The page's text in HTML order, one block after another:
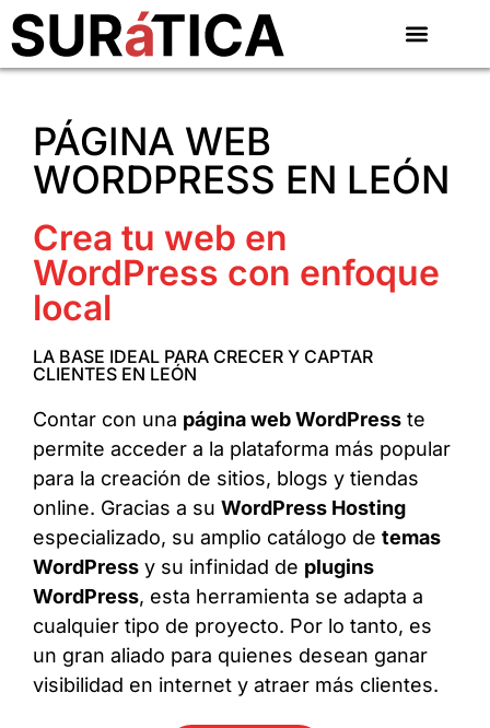
PÁGINA WEB
WORDPRESS EN LEÓN
Crea tu web en
WordPress con enfoque
local
LA BASE IDEAL PARA CRECER Y CAPTAR
CLIENTES EN LEÓN
Contar con una página web WordPress te
permite acceder a la plataforma más popular
para la creación de sitios, blogs y tiendas
online. Gracias a su WordPress Hosting
especializado, su amplio catálogo de temas
WordPress y su infinidad de plugins
WordPress, esta herramienta se adapta a
cualquier tipo de proyecto. Por lo tanto, es
un gran aliado para quienes desean ganar
visibilidad en internet y atraer más clientes.